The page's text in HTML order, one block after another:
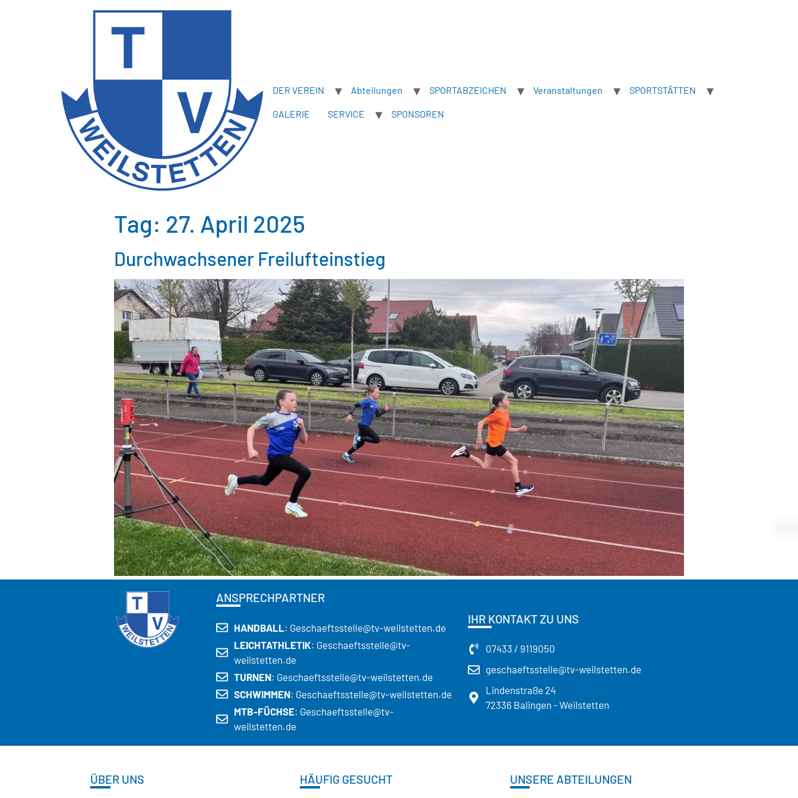
DER VEREIN Abteilungen SPORTABZEICHEN Veranstaltungen SPORTSTÄTTEN
GALERIE SERVICE SPONSOREN
Tag: 27. April 2025
Durchwachsener Freilufteinstieg
ANSPRECHPARTNER
HANDBALL : Geschaeftsstelle@tv-weilstetten.de
LEICHTATHLETIK: Geschaeftsstelle@tv-
weilstetten.de
TURNEN: Geschaeftsstelle@tv-weilstetten.de
SCHWIMMEN: Geschaeftsstelle@tv-weilstetten.de
MTB-FÜCHSE: Geschaeftsstelle@tv-
weilstetten.de
IHR KONTAKT ZU UNS
07433 / 9119050
geschaeftsstelle@tv-weilstetten.de
Lindenstraße 24
72336 Balingen - Weilstetten
ÜBER UNS HÄUFIG GESUCHT UNSERE ABTEILUNGEN